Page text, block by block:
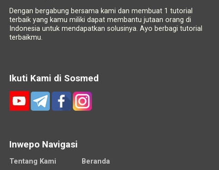
Dengan bergabung bersama kami dan membuat 1 tutorial
terbaik yang kamu miliki dapat membantu jutaan orang di
Indonesia untuk mendapatkan solusinya. Ayo berbagi tutorial
terbaikmu.
Ikuti Kami di Sosmed
Inwepo Navigasi
Tentang Kami Beranda